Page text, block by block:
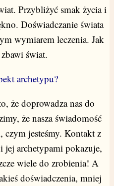
Przybliżyć smak życia i
Doświadczanie świata
wymiarem leczenia. Jak
świat.
archetypu?
że doprowadza nas do
że nasza świadomość
czym jesteśmy. Kontakt z
jej archetypami pokazuje,
wiele do zrobienia! A
doświadczenia, mniej